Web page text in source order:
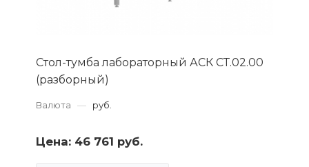
Стол-тумба лабораторный АСК СТ.02.00
(разборный)
Валюта — руб.
Цена: 46 761 руб.